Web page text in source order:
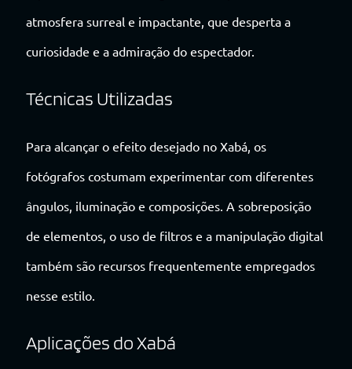
atmosfera surreal e impactante, que desperta a
curiosidade e a admiração do espectador.
Técnicas Utilizadas
Para alcançar o efeito desejado no Xabá, os
fotógrafos costumam experimentar com diferentes
ângulos, iluminação e composições. A sobreposição
de elementos, o uso de filtros e a manipulação digital
também são recursos frequentemente empregados
nesse estilo.
Aplicações do Xabá